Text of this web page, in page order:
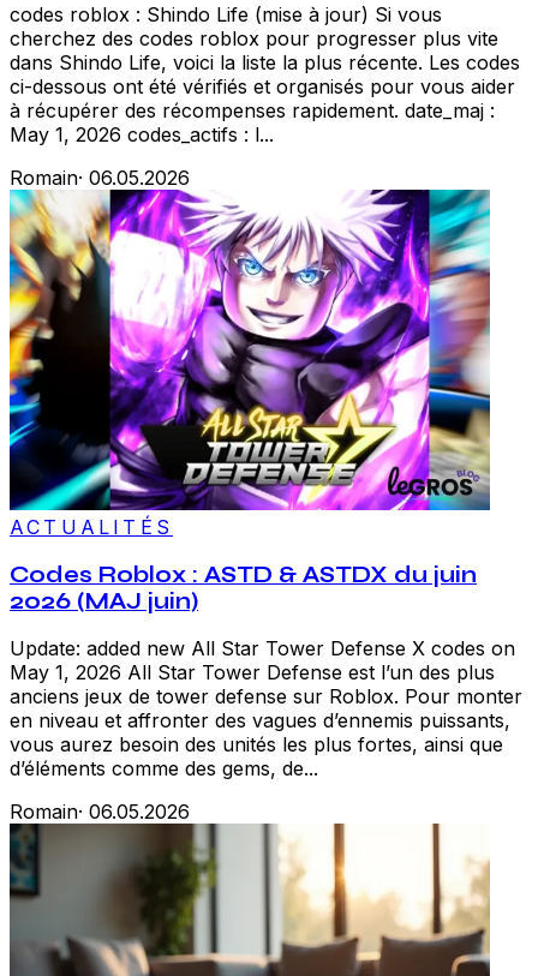
codes roblox : Shindo Life (mise à jour) Si vous
cherchez des codes roblox pour progresser plus vite
dans Shindo Life, voici la liste la plus récente. Les codes
ci-dessous ont été vérifiés et organisés pour vous aider
à récupérer des récompenses rapidement. date_maj :
May 1, 2026 codes_actifs : l...
Romain· 06.05.2026
ACTUALITÉS
Codes Roblox : ASTD & ASTDX du juin
2026 (MAJ juin)
Update: added new All Star Tower Defense X codes on
May 1, 2026 All Star Tower Defense est l’un des plus
anciens jeux de tower defense sur Roblox. Pour monter
en niveau et affronter des vagues d’ennemis puissants,
vous aurez besoin des unités les plus fortes, ainsi que
d’éléments comme des gems, de...
Romain· 06.05.2026